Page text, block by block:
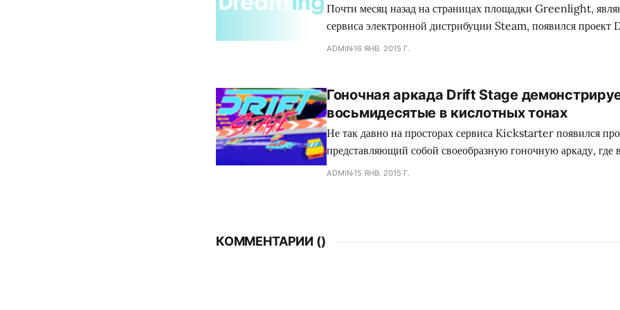
Почти месяц назад на страницах площадки Greenlight,
сервиса электронной дистрибуции Steam, появился
обладающий необыкновенным сеттингом, а также
головоломку с экшеном Mirror`s Edge, хотя сами девелоперы
ADMIN16 ЯНВ. 2015 Г.
Гоночная аркада Drift Stage
восьмидесятые в кислотных тонах
Не так давно на просторах сервиса Kickstarter появился
представляющий собой своеобразную гоночную аркаду, где
механики лежит управляемый занос автомобиля, при помощи
ADMIN15 ЯНВ. 2015 Г.
КОММЕНТАРИИ ()